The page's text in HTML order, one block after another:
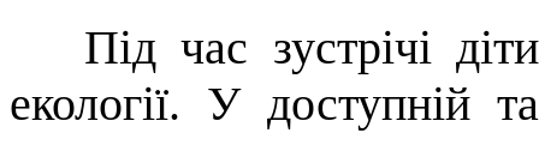
Під час зустрічі
екології. У доступній